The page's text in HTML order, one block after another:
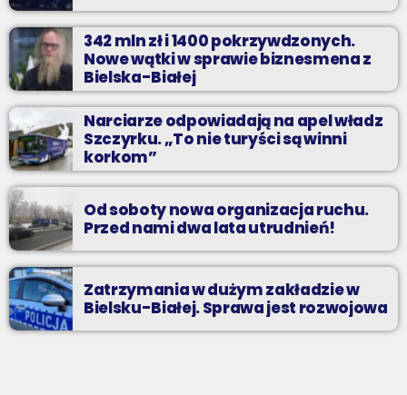
342 mln zł i 1400 pokrzywdzonych.
Nowe wątki w sprawie biznesmena z
Bielska-Białej
Narciarze odpowiadają na apel władz
Szczyrku. „To nie turyści są winni
korkom”
Od soboty nowa organizacja ruchu.
Przed nami dwa lata utrudnień!
Zatrzymania w dużym zakładzie w
Bielsku-Białej. Sprawa jest rozwojowa